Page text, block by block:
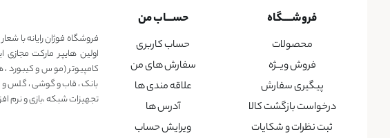
فروشــــگاه
محصولات
فروش ویــژه
پیگیری سفارش
درخواست بازگشت کالا
ثبت نظرات و شکایات
حســـاب من
حساب کاربری
سفارش های من
علاقه مندی ها
آدرس ها
ویرایش حساب
فروشگاه فوژان رایانه با
اولین هایپر مارکت
کامپیوتر (موس و کیبورد ،
بانک ، قاب و گوشی ، گلس و
تجهیزات شبکه ،بازی و نرم